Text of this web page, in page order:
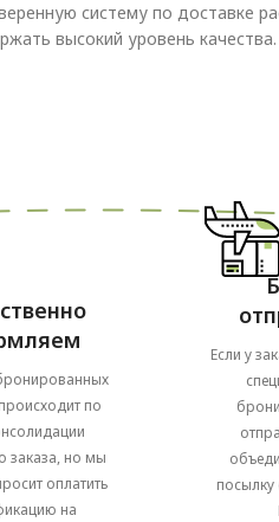
систему по доставке
высокий уровень качества.
по
заказа, но мы
оплатить
на
Если у